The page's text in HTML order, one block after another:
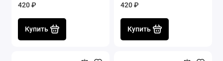
420 ₽
Купить
420 ₽
Купить